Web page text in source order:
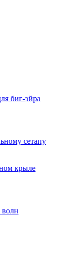
биг-эйра
сетапу
крыле
волн